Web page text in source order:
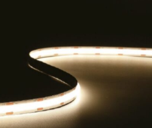
ESTE
PRODUCTO
TIENE
MÚLTIPLES
VARIANTES.
LAS
OPCIONES
SE
PUEDEN